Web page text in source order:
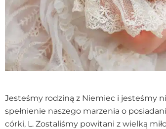
Jesteśmy rodziną z Niemiec i jesteśmy
spełnienie naszego marzenia o
córki, L. Zostaliśmy powitani z wielką